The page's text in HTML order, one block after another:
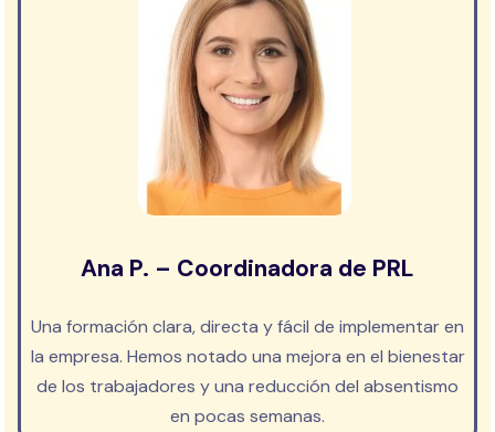
Ana P. – Coordinadora de PRL
Una formación clara, directa y fácil de implementar en
la empresa. Hemos notado una mejora en el bienestar
de los trabajadores y una reducción del absentismo
en pocas semanas.